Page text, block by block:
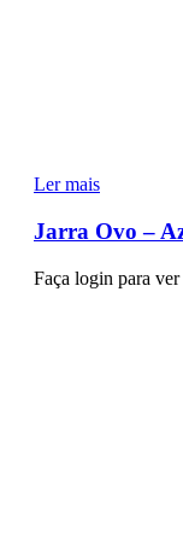
Ler mais
Jarra Ovo –
Faça login para ver